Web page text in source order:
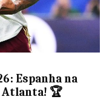
Espanha na
Atlanta! 🏆